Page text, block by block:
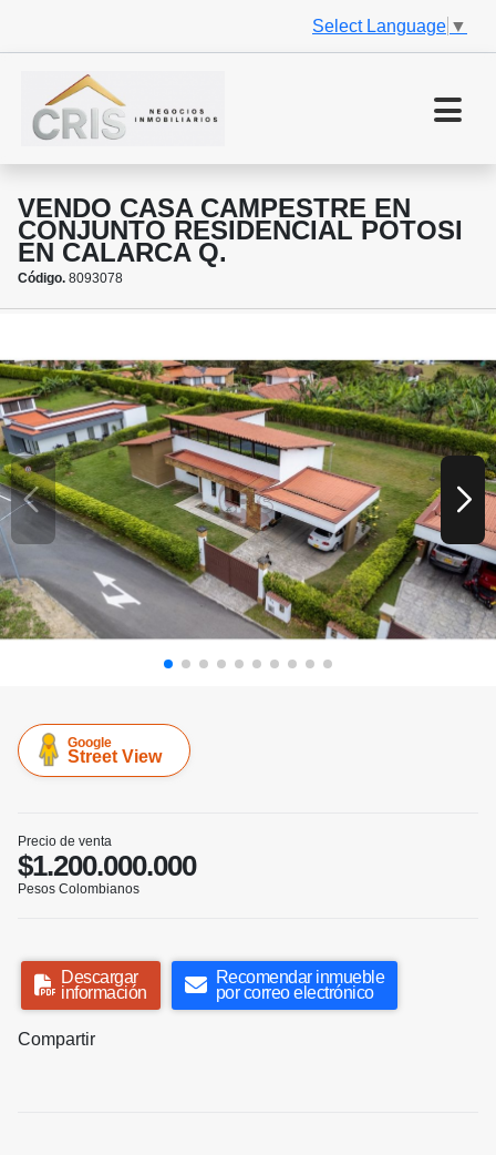
Select Language ▼
VENDO CASA CAMPESTRE EN
CONJUNTO RESIDENCIAL POTOSI
EN CALARCA Q.
Código. 8093078
Google
Street View
Precio de venta
$1.200.000.000
Pesos Colombianos
Descargar
información
Recomendar inmueble
por correo electrónico
Compartir